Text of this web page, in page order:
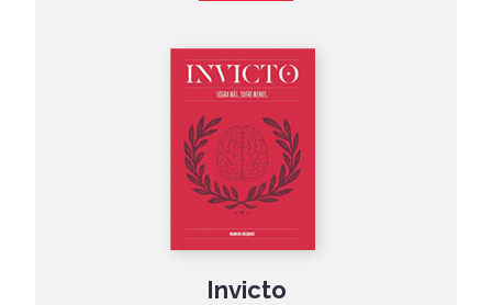
Invicto